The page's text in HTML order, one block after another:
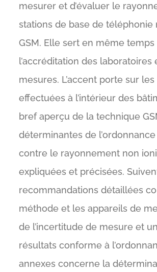
mesurer et d’évaluer le
stations de base de téléphonie
GSM. Elle sert en même temps
l’accréditation des
mesures. L’accent porte sur
effectuées à l’intérieur des
bref aperçu de la technique
déterminantes de
contre le rayonnement non
expliquées et précisées.
recommandations détaillées
méthode et les appareils de
de l’incertitude de mesure et
résultats conforme à
annexes concerne la